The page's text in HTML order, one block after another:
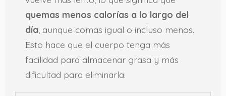
quemas menos calorías a lo largo del
día , aunque comas igual o incluso menos.
Esto hace que el cuerpo tenga más
facilidad para almacenar grasa y más
dificultad para eliminarla.